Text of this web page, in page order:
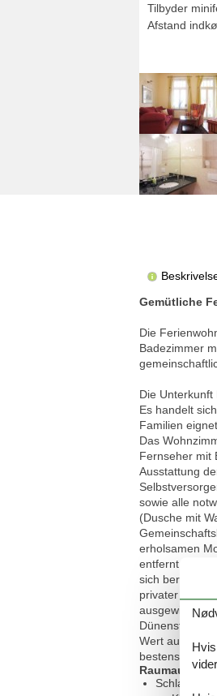
Tilbyder
Afstand
Gemütliche
Die
Badezimmer
Die
Es handelt
Familien
Das
Fernseher mit
Ausstattung
sowie alle
(Dusche mit
erholsamen
entfernt,
sich bereits in
privater
ausgewiesen
Dünenstraße
Wert auf ein
bestens